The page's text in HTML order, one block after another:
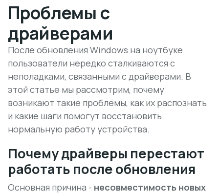
Проблемы с
драйверами
После обновления Windows на ноутбуке
пользователи нередко сталкиваются с
неполадками, связанными с драйверами. В
этой статье мы рассмотрим, почему
возникают такие проблемы, как их распознать
и какие шаги помогут восстановить
нормальную работу устройства.
Почему драйверы перестают
работать после обновления
Основная причина - несовместимость новых